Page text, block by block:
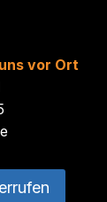
vor Ort